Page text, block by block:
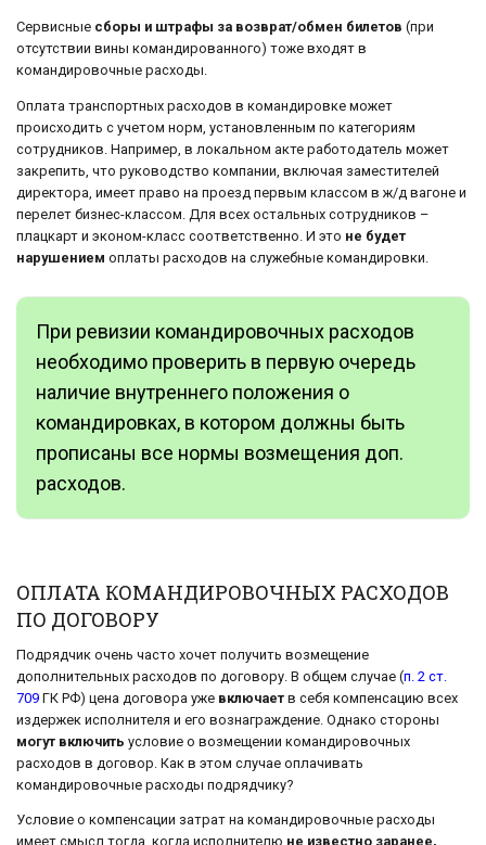
Сервисные сборы и штрафы за возврат/обмен билетов (при
отсутствии вины командированного) тоже входят в
командировочные расходы.
Оплата транспортных расходов в командировке может
происходить с учетом норм, установленным по категориям
сотрудников. Например, в локальном акте работодатель может
закрепить, что руководство компании, включая заместителей
директора, имеет право на проезд первым классом в ж/д вагоне и
перелет бизнес-классом. Для всех остальных сотрудников –
плацкарт и эконом-класс соответственно. И это не будет
нарушением оплаты расходов на служебные командировки.
При ревизии командировочных расходов
необходимо проверить в первую очередь
наличие внутреннего положения о
командировках, в котором должны быть
прописаны все нормы возмещения доп.
расходов.
ОПЛАТА КОМАНДИРОВОЧНЫХ РАСХОДОВ
ПО ДОГОВОРУ
Подрядчик очень часто хочет получить возмещение
дополнительных расходов по договору. В общем случае (п. 2 ст.
709 ГК РФ) цена договора уже включает в себя компенсацию всех
издержек исполнителя и его вознаграждение. Однако стороны
могут включить условие о возмещении командировочных
расходов в договор. Как в этом случае оплачивать
командировочные расходы подрядчику?
Условие о компенсации затрат на командировочные расходы
имеет смысл тогда, когда исполнителю не известно заранее,